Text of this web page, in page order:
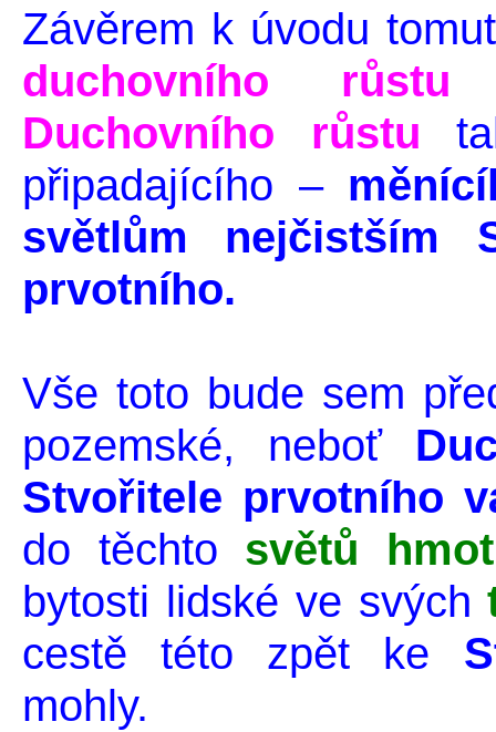
Závěrem k úvodu
duchovního růstu
Duchovního růstu
připadajícího –
světlům nejčistším
prvotního.
Vše toto bude sem
pozemské, neboť
Stvořitele prvotního
do těchto světů
bytosti lidské ve svých
cestě této zpět ke
mohly.